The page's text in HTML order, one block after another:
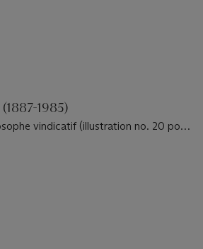
1985)
vindicatif (illustration no. 20 pour